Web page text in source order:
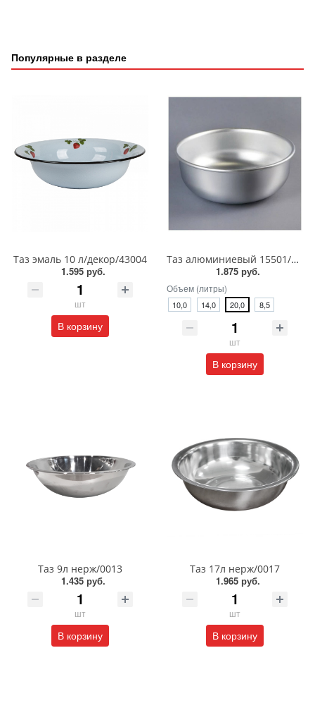
Популярные в разделе
Таз эмаль 10 л/декор/43004
1.595 руб.
шт
В корзину
Таз алюминиевый 15501/15451/5361/5341/Калитва
1.875 руб.
Объем (литры)
10,0 14,0 20,0 8,5
шт
В корзину
Таз 9л нерж/0013
1.435 руб.
шт
В корзину
Таз 17л нерж/0017
1.965 руб.
шт
В корзину